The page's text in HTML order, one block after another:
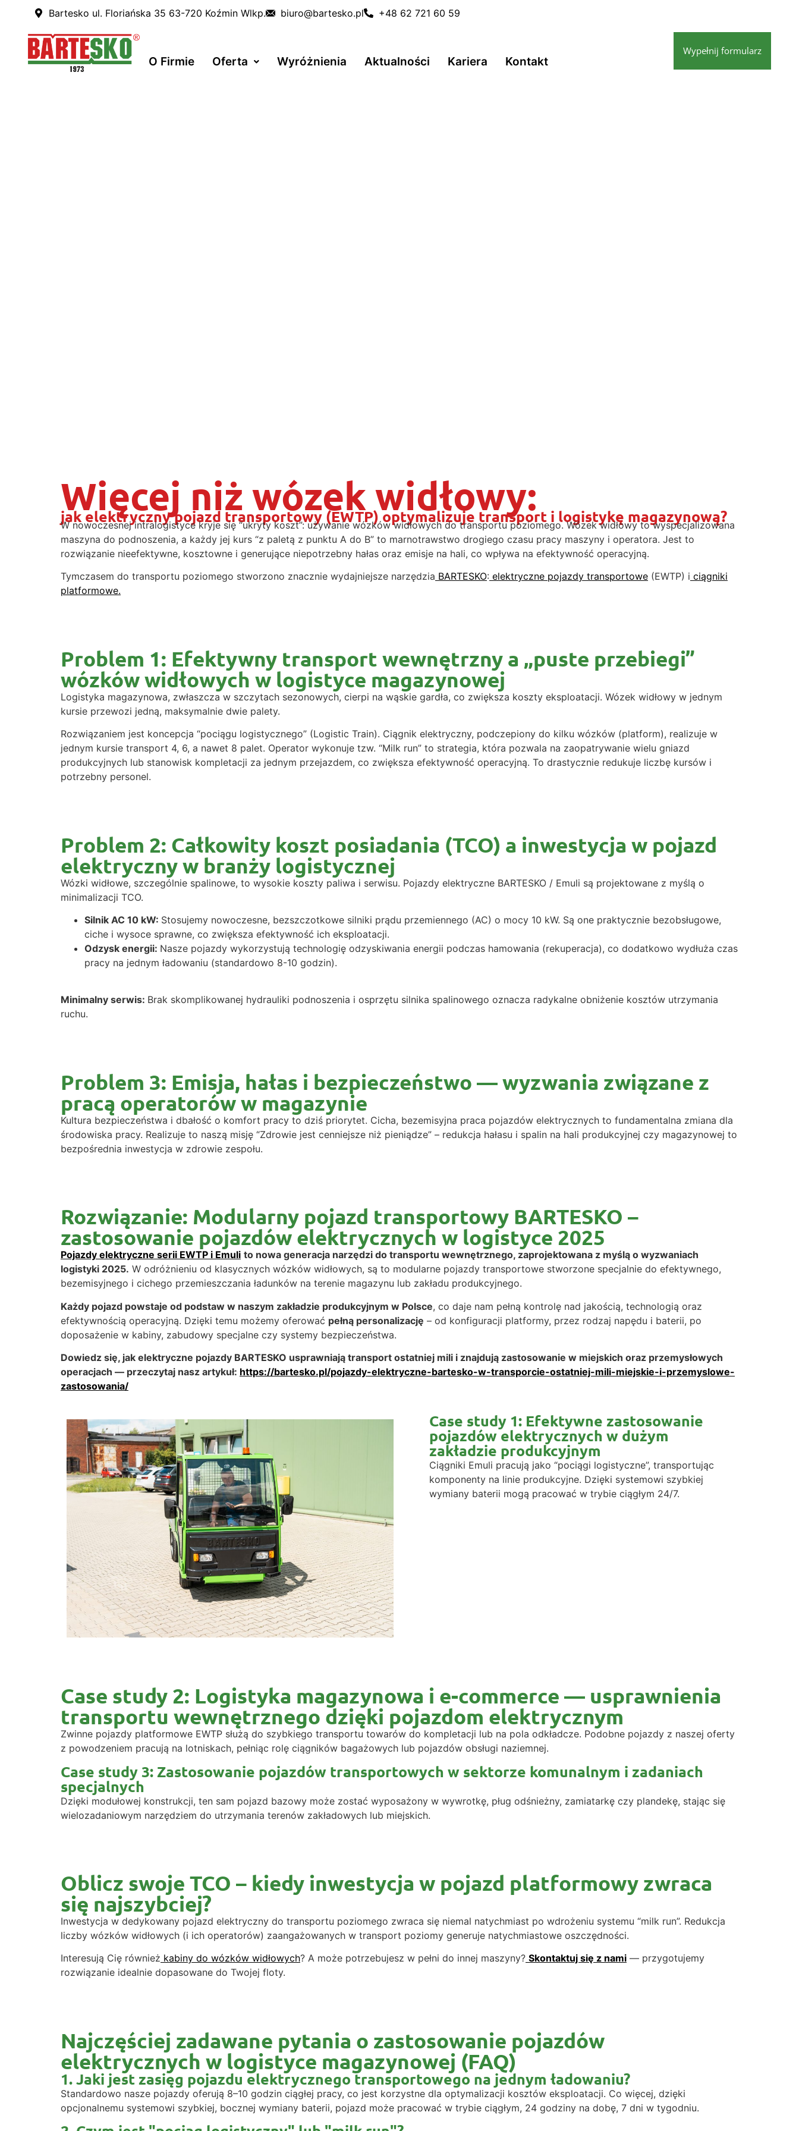
Bartesko ul. Floriańska 35 63-720 Koźmin Wlkp. biuro@bartesko.pl +48 62 721 60 59
O Firmie Oferta Wyróżnienia Aktualności Kariera Kontakt
Wypełnij formularz
Więcej niż wózek widłowy:
jak elektryczny pojazd transportowy (EWTP) optymalizuje transport i logistykę magazynową?
W nowoczesnej intralogistyce kryje się “ukryty koszt”: używanie wózków widłowych do transportu poziomego. Wózek widłowy to wyspecjalizowana
maszyna do podnoszenia, a każdy jej kurs “z paletą z punktu A do B” to marnotrawstwo drogiego czasu pracy maszyny i operatora. Jest to
rozwiązanie nieefektywne, kosztowne i generujące niepotrzebny hałas oraz emisje na hali, co wpływa na efektywność operacyjną.
Tymczasem do transportu poziomego stworzono znacznie wydajniejsze narzędzia BARTESKO: elektryczne pojazdy transportowe (EWTP) i ciągniki
platformowe.
Problem 1: Efektywny transport wewnętrzny a „puste przebiegi”
wózków widłowych w logistyce magazynowej
Logistyka magazynowa, zwłaszcza w szczytach sezonowych, cierpi na wąskie gardła, co zwiększa koszty eksploatacji. Wózek widłowy w jednym
kursie przewozi jedną, maksymalnie dwie palety.
Rozwiązaniem jest koncepcja “pociągu logistycznego” (Logistic Train). Ciągnik elektryczny, podczepiony do kilku wózków (platform), realizuje w
jednym kursie transport 4, 6, a nawet 8 palet. Operator wykonuje tzw. “Milk run” to strategia, która pozwala na zaopatrywanie wielu gniazd
produkcyjnych lub stanowisk kompletacji za jednym przejazdem, co zwiększa efektywność operacyjną. To drastycznie redukuje liczbę kursów i
potrzebny personel.
Problem 2: Całkowity koszt posiadania (TCO) a inwestycja w pojazd
elektryczny w branży logistycznej
Wózki widłowe, szczególnie spalinowe, to wysokie koszty paliwa i serwisu. Pojazdy elektryczne BARTESKO / Emuli są projektowane z myślą o
minimalizacji TCO.
Silnik AC 10 kW: Stosujemy nowoczesne, bezszczotkowe silniki prądu przemiennego (AC) o mocy 10 kW. Są one praktycznie bezobsługowe,
ciche i wysoce sprawne, co zwiększa efektywność ich eksploatacji.
Odzysk energii: Nasze pojazdy wykorzystują technologię odzyskiwania energii podczas hamowania (rekuperacja), co dodatkowo wydłuża czas
pracy na jednym ładowaniu (standardowo 8-10 godzin).
Minimalny serwis: Brak skomplikowanej hydrauliki podnoszenia i osprzętu silnika spalinowego oznacza radykalne obniżenie kosztów utrzymania
ruchu.
Problem 3: Emisja, hałas i bezpieczeństwo — wyzwania związane z
pracą operatorów w magazynie
Kultura bezpieczeństwa i dbałość o komfort pracy to dziś priorytet. Cicha, bezemisyjna praca pojazdów elektrycznych to fundamentalna zmiana dla
środowiska pracy. Realizuje to naszą misję “Zdrowie jest cenniejsze niż pieniądze” – redukcja hałasu i spalin na hali produkcyjnej czy magazynowej to
bezpośrednia inwestycja w zdrowie zespołu.
Rozwiązanie: Modularny pojazd transportowy BARTESKO –
zastosowanie pojazdów elektrycznych w logistyce 2025
Pojazdy elektryczne serii EWTP i Emuli to nowa generacja narzędzi do transportu wewnętrznego, zaprojektowana z myślą o wyzwaniach
logistyki 2025. W odróżnieniu od klasycznych wózków widłowych, są to modularne pojazdy transportowe stworzone specjalnie do efektywnego,
bezemisyjnego i cichego przemieszczania ładunków na terenie magazynu lub zakładu produkcyjnego.
Każdy pojazd powstaje od podstaw w naszym zakładzie produkcyjnym w Polsce, co daje nam pełną kontrolę nad jakością, technologią oraz
efektywnością operacyjną. Dzięki temu możemy oferować pełną personalizację – od konfiguracji platformy, przez rodzaj napędu i baterii, po
doposażenie w kabiny, zabudowy specjalne czy systemy bezpieczeństwa.
Dowiedz się, jak elektryczne pojazdy BARTESKO usprawniają transport ostatniej mili i znajdują zastosowanie w miejskich oraz przemysłowych
operacjach — przeczytaj nasz artykuł: https://bartesko.pl/pojazdy-elektryczne-bartesko-w-transporcie-ostatniej-mili-miejskie-i-przemyslowe-
zastosowania/
Case study 1: Efektywne zastosowanie
pojazdów elektrycznych w dużym
zakładzie produkcyjnym
Ciągniki Emuli pracują jako “pociągi logistyczne”, transportując
komponenty na linie produkcyjne. Dzięki systemowi szybkiej
wymiany baterii mogą pracować w trybie ciągłym 24/7.
Case study 2: Logistyka magazynowa i e-commerce — usprawnienia
transportu wewnętrznego dzięki pojazdom elektrycznym
Zwinne pojazdy platformowe EWTP służą do szybkiego transportu towarów do kompletacji lub na pola odkładcze. Podobne pojazdy z naszej oferty
z powodzeniem pracują na lotniskach, pełniąc rolę ciągników bagażowych lub pojazdów obsługi naziemnej.
Case study 3: Zastosowanie pojazdów transportowych w sektorze komunalnym i zadaniach
specjalnych
Dzięki modułowej konstrukcji, ten sam pojazd bazowy może zostać wyposażony w wywrotkę, pług odśnieżny, zamiatarkę czy plandekę, stając się
wielozadaniowym narzędziem do utrzymania terenów zakładowych lub miejskich.
Oblicz swoje TCO – kiedy inwestycja w pojazd platformowy zwraca
się najszybciej?
Inwestycja w dedykowany pojazd elektryczny do transportu poziomego zwraca się niemal natychmiast po wdrożeniu systemu “milk run”. Redukcja
liczby wózków widłowych (i ich operatorów) zaangażowanych w transport poziomy generuje natychmiastowe oszczędności.
Interesują Cię również kabiny do wózków widłowych? A może potrzebujesz w pełni do innej maszyny? Skontaktuj się z nami — przygotujemy
rozwiązanie idealnie dopasowane do Twojej floty.
Najczęściej zadawane pytania o zastosowanie pojazdów
elektrycznych w logistyce magazynowej (FAQ)
1. Jaki jest zasięg pojazdu elektrycznego transportowego na jednym ładowaniu?
Standardowo nasze pojazdy oferują 8–10 godzin ciągłej pracy, co jest korzystne dla optymalizacji kosztów eksploatacji. Co więcej, dzięki
opcjonalnemu systemowi szybkiej, bocznej wymiany baterii, pojazd może pracować w trybie ciągłym, 24 godziny na dobę, 7 dni w tygodniu.